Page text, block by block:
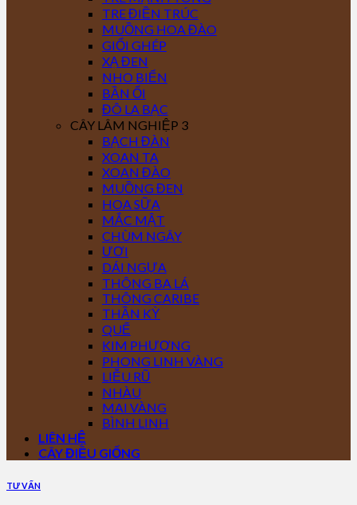
TRE ĐIỀN TRÚC
MUỒNG HOA ĐÀO
GIỔI GHÉP
XẠ ĐEN
NHO BIỂN
BẦN ỔI
ĐÔ LA BẠC
CÂY LÂM NGHIỆP 3
BẠCH ĐÀN
XOAN TA
XOAN ĐÀO
MUỒNG ĐEN
HOA SỮA
MẮC MẬT
CHÙM NGÂY
ƯƠI
DÁI NGỰA
THÔNG BA LÁ
THÔNG CARIBE
THẦN KỲ
QUẾ
KIM PHƯỢNG
PHONG LINH VÀNG
LIỄU RŨ
NHÀU
MAI VÀNG
BÌNH LINH
LIÊN HỆ
CÂY ĐIỀU GIỐNG
TƯ VẤN